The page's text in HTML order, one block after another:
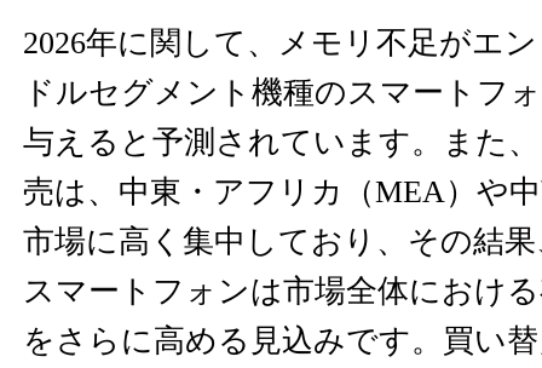
2026年に関して、メモリ不足がエ
ドルセグメント機種のスマートフ
与えると予測されています。また
売は、中東・アフリカ（MEA）や
市場に高く集中しており、その結
スマートフォンは市場全体におけ
をさらに高める見込みです。買い